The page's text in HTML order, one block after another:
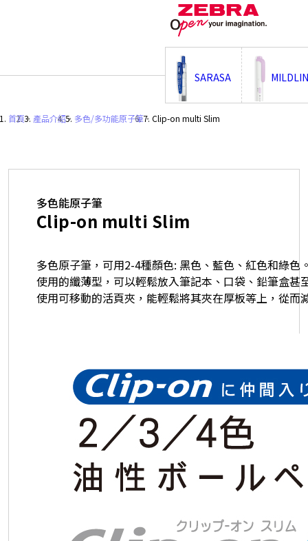
SARASA
首頁・ 產品介紹・ 多色/多功能原子筆・ Clip-on multi Slim
多色能原子筆
Clip-on multi Slim
多色原子筆，可用2-4種顏色: 黑色、藍色、紅色和綠色
使用的纖薄型，可以輕鬆放入筆記本、口袋、鉛筆盒甚
使用可移動的活頁夾，能輕鬆將其夾在厚板等上，從而